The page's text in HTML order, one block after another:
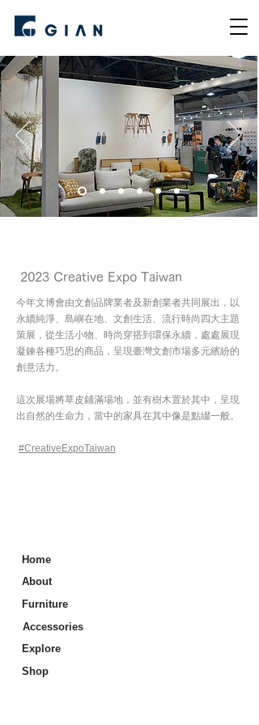
2023 Creative Expo Taiwan
今年文博會由文創品牌業者及新創業者共同展出，以
永續純淨、島嶼在地、文創生活、流行時尚四大主題
策展，從生活小物、時尚穿搭到環保永續，處處展現
凝鍊各種巧思的商品，呈現臺灣文創市場多元繽紛的
創意活力。
​這次展場將草皮鋪滿場地，並有樹木置於其中，呈現
出自然的生命力，當中的家具在其中像是點綴一般。
#CreativeExpoTaiwan
Home
About
Furniture
Accessories
Explore
Shop